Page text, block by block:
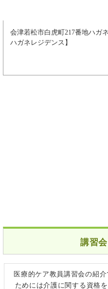
会津若松市白虎町217番地ハガ
ハガネレジデンス】
講習
医療的ケア教員講習会の紹
ためには介護に関する資格